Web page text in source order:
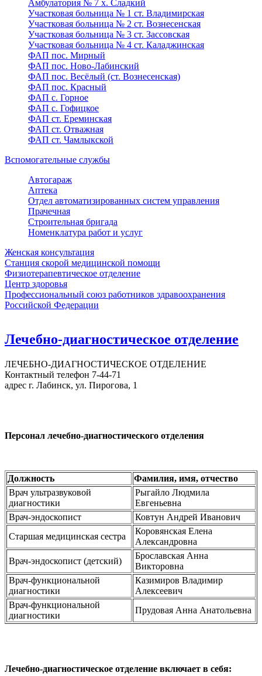
Амбулатория № 7 х. Сладкий
Участковая больница № 1 ст. Владимирская
Участковая больница № 2 ст. Вознесенская
Участковая больница № 3 ст. Зассовская
Участковая больница № 4 ст. Каладжинская
ФАП пос. Мирный
ФАП пос. Ново-Лабинский
ФАП пос. Весёлый (ст. Вознесенская)
ФАП пос. Красный
ФАП с. Горное
ФАП с. Гофицкое
ФАП ст. Ереминская
ФАП ст. Отважная
ФАП ст. Чамлыкской
Вспомогательные службы
Автогараж
Аптека
Отдел автоматизированных систем управления
Прачечная
Строительная бригада
Номенклатура работ и услуг
Женская консультация
Станция скорой медицинской помощи
Физиотерапевтическое отделение
Центр здоровья
Профессиональный союз работников здравоохранения
Российской Федерации
Лечебно-диагностическое отделение
ЛЕЧЕБНО-ДИАГНОСТИЧЕСКОЕ ОТДЕЛЕНИЕ
Контактный телефон 7-44-71
адрес г. Лабинск, ул. Пирогова, 1
Персонал лечебно-диагностического отделения
Должность
Фамилия, имя, отчество
Врач ультразвуковой
диагностики
Рыгайло Людмила
Евгеньевна
Врач-эндоскопист
Ковтун Андрей Иванович
Старшая медицинская сестра
Коровянская Елена
Александровна
Врач-эндоскопист (детский)
Брославская Анна
Викторовна
Врач-функциональной
диагностики
Казимиров Владимир
Алексеевич
Врач-функциональной
диагностики
Прудовая Анна Анатольевна
Лечебно-диагностическое отделение включает в себя: